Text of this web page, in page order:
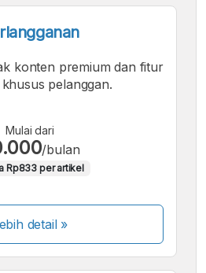
konten premium dan fitur
pelanggan.
Mulai dari
/bulan
Rp833 per artikel
detail »